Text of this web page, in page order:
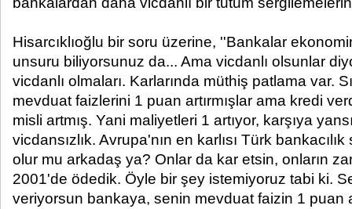
Hisarcıklıoğlu bir soru üzerine, ''Bankalar
unsuru biliyorsunuz da... Ama vicdanlı olsunlar
vicdanlı olmaları. Karlarında müthiş patlama var.
mevduat faizlerini 1 puan artırmışlar ama kredi
misli artmış. Yani maliyetleri 1 artıyor, karşıya
vicdansızlık. Avrupa'nın en karlısı Türk
olur mu arkadaş ya? Onlar da kar etsin, onların
2001'de ödedik. Öyle bir şey istemiyoruz tabi ki.
veriyorsun bankaya, senin mevduat faizin 1 puan